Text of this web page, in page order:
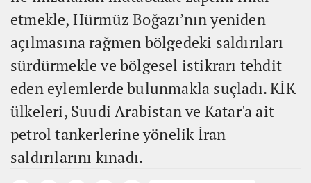
etmekle, Hürmüz Boğazı’nın yeniden
açılmasına rağmen bölgedeki saldırıları
sürdürmekle ve bölgesel istikrarı tehdit
eden eylemlerde bulunmakla suçladı. KİK
ülkeleri, Suudi Arabistan ve Katar'a ait
petrol tankerlerine yönelik İran
saldırılarını kınadı.